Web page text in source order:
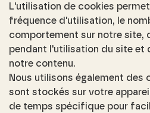
L'utilisation de cookies
fréquence d'utilisation, le
comportement sur notre site,
pendant l'utilisation du site et
notre contenu.
Nous utilisons également des
sont stockés sur votre
de temps spécifique pour